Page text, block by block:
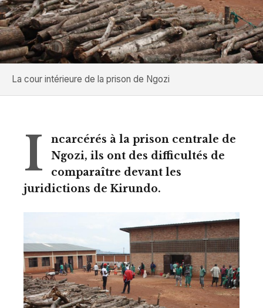
La cour intérieure de la prison de Ngozi
I
ncarcérés à la prison centrale de
Ngozi, ils ont des difficultés de
comparaître devant les
juridictions de Kirundo.